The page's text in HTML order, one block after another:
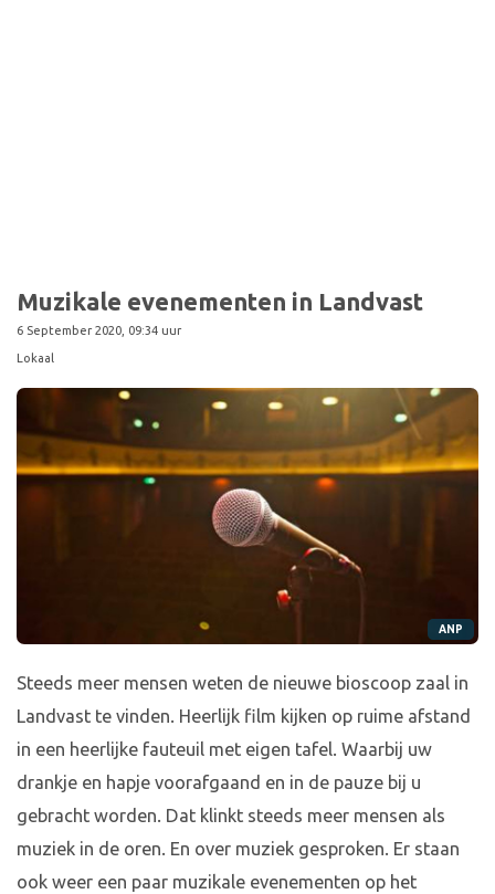
Muzikale evenementen in Landvast
6 September 2020, 09:34 uur
Lokaal
ANP
Steeds meer mensen weten de nieuwe bioscoop zaal in
Landvast te vinden. Heerlijk film kijken op ruime afstand
in een heerlijke fauteuil met eigen tafel. Waarbij uw
drankje en hapje voorafgaand en in de pauze bij u
gebracht worden. Dat klinkt steeds meer mensen als
muziek in de oren. En over muziek gesproken. Er staan
ook weer een paar muzikale evenementen op het